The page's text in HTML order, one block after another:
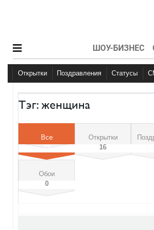
ШОУ-БИЗНЕС
Открытки
С Днем рождения Большие
Поздравления
С Днем рождения
Статусы
Другое
Тэг: женщина
Все
19
Открытки
16
Обои
0